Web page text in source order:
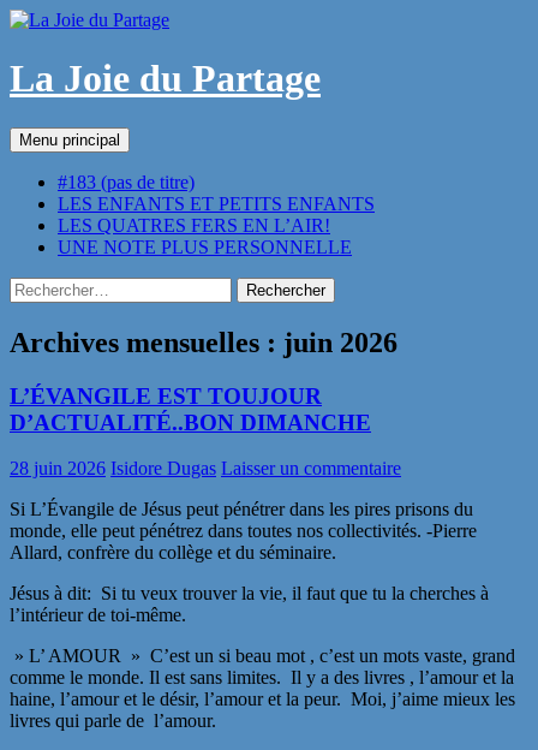
Aller
contenu
La Joie du Partage
Recherche
Menu principal
#183 (pas de titre)
LES ENFANTS ET PETITS ENFANTS
LES QUATRES FERS EN L’AIR!
UNE NOTE PLUS PERSONNELLE
Rechercher :
Archives mensuelles : juin 2026
L’ÉVANGILE EST TOUJOUR
D’ACTUALITÉ..BON DIMANCHE
28 juin 2026 Isidore Dugas Laisser un commentaire
Si L’Évangile de Jésus peut pénétrer dans les pires prisons du
monde, elle peut pénétrez dans toutes nos collectivités. -Pierre
Allard, confrère du collège et du séminaire.
Jésus à dit: Si tu veux trouver la vie, il faut que tu la cherches à
l’intérieur de toi-même.
» L’ AMOUR » C’est un si beau mot , c’est un mots vaste, grand
comme le monde. Il est sans limites. Il y a des livres , l’amour et la
haine, l’amour et le désir, l’amour et la peur. Moi, j’aime mieux les
livres qui parle de l’amour.